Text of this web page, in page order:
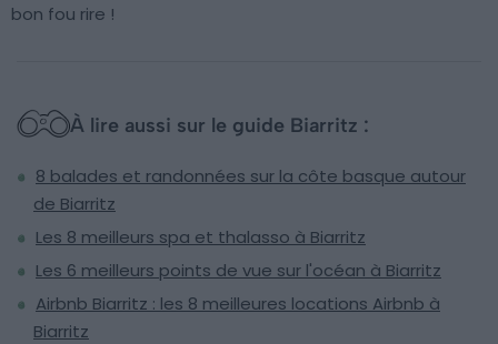
bon fou rire !
À lire aussi sur le guide Biarritz :
8 balades et randonnées sur la côte basque autour
de Biarritz
Les 8 meilleurs spa et thalasso à Biarritz
Les 6 meilleurs points de vue sur l'océan à Biarritz
Airbnb Biarritz : les 8 meilleures locations Airbnb à
Biarritz